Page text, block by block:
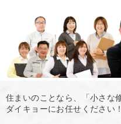
住まいのことなら、「小さな
ダイキョーにお任せください！